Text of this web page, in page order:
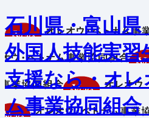
石川県・富山県
外国人技能実習
支援なら・オ
ム事業協同組合